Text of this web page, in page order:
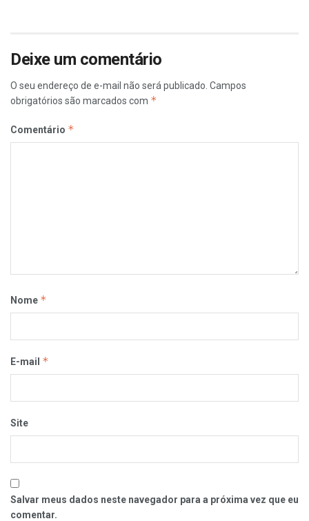
Deixe um comentário
O seu endereço de e-mail não será publicado. Campos
obrigatórios são marcados com *
Comentário *
Nome *
E-mail *
Site
Salvar meus dados neste navegador para a próxima vez que eu
comentar.